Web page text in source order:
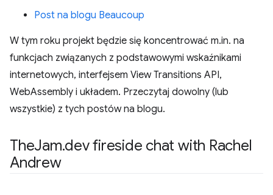
Post na blogu Beaucoup
W tym roku projekt będzie się koncentrować m.in. na
funkcjach związanych z podstawowymi wskaźnikami
internetowych, interfejsem View Transitions API,
WebAssembly i układem. Przeczytaj dowolny (lub
wszystkie) z tych postów na blogu.
TheJam.dev fireside chat with Rachel
Andrew